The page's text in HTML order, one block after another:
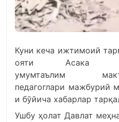
Куни кеча ижтимоий
ояти
Асака
умумтаълим
педагоглари мажбурий
и бўйича хабарлар
Ушбу ҳолат Давлат